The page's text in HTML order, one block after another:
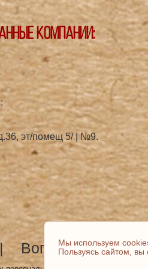
компании:
эт/помещ 5/ | №9.
Вопрос-ответ
Мы используем
Пользуясь сайтом, вы